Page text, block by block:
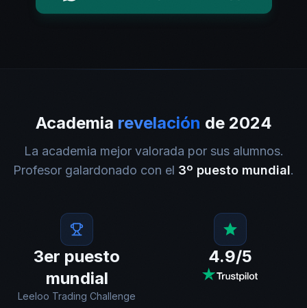
Academia revelación de 2024
La academia mejor valorada por sus alumnos.
Profesor galardonado con el 3º puesto mundial.
3er puesto
mundial
Leeloo Trading Challenge
4.9/5